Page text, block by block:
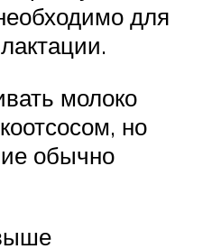
для
молоко
но
обычно